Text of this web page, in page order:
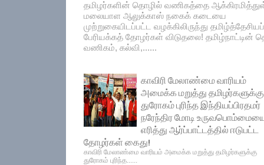
தமிழர்களின் தொழில் வணிகத்தை
மலையாள ஆலுக்காஸ் நகைக் கடையை
முற்றுகையிடப்பட்ட வழக்கிலிருந்து தமிழ்த்தேசியப்
பேரியக்கத் தோழர்கள் விடுதலை! தமிழ்நாட்டின்
வணிகம், கல்வி,......
காவிரி மேலாண்மை வாரியம்
அமைக்க மறுத்து தமிழர்களுக்கு
துரோகம் புரிந்த இந்தியப்பிரதமர்
நரேந்திர மோடி
எரித்து ஆர்ப்பாட்டத்தில் ஈடுபட்ட
தோழர்கள் கைது!
காவிரி மேலாண்மை வாரியம் அமைக்க மறுத்து தமிழர்களுக்கு
துரோகம் புரிந்த......